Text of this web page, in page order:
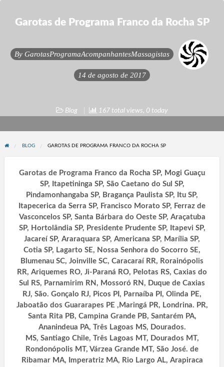
Garotas de Programa Franco da Rocha SP
By GarotasProgramaAcompanhantesMassagistas
14 de agosto de 2017
Blog 167 total views, 0 today
BLOG GAROTAS DE PROGRAMA FRANCO DA ROCHA SP
Garotas de Programa Franco da Rocha SP, Mogi Guaçu
SP, Itapetininga SP, São Caetano do Sul SP,
Pindamonhangaba SP, Bragança Paulista SP, Itu SP,
Itapecerica da Serra SP, Francisco Morato SP, Ferraz de
Vasconcelos SP, Santa Bárbara do Oeste SP, Araçatuba
SP, Hortolândia SP, Presidente Prudente SP, Itapevi SP,
Jacareí SP, Araraquara SP, Americana SP, Marília SP,
Cotia SP, Lagarto SE, Nossa Senhora do Socorro SE,
Blumenau SC, Joinville SC, Caracaraí RR, Rorainópolis
RR, Ariquemes RO, Ji-Paraná RO, Pelotas RS, Caxias do
Sul RS, Parnamirim RN, Mossoró RN, Duque de Caxias
RJ, São. Gonçalo RJ, Picos PI, Parnaíba PI, Olinda PE,
Jaboatão dos Guararapes PE ,Maringá PR, Londrina. PR,
Santa Rita PB, Campina Grande PB, Santarém PA,
Ananindeua PA, Três Lagoas MS, Dourados.
MS, Santiago Chile, Três Lagoas MT, Dourados MT,
Rondonópolis MT, Várzea Grande MT, São José. de
Ribamar MA, Imperatriz MA, Rio Largo AL, Arapiraca